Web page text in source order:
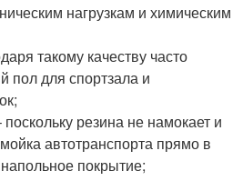
нагрузкам и химическим
такому качеству часто
пол для спортзала и
поскольку резина не намокает и
автотранспорта прямо в
покрытие;